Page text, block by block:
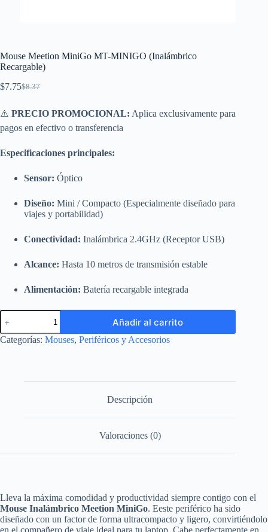
Mouse Meetion MiniGo MT-MINIGO (Inalámbrico
Recargable)
$8.37
El
original
$8.37.
$7.75El
actual
$7.75.
⚠️ PRECIO PROMOCIONAL: Aplica exclusivamente para
pagos en efectivo o transferencia
Especificaciones principales:
Sensor: Óptico
Diseño: Mini / Compacto (Especialmente diseñado para
viajes y portabilidad)
Conectividad: Inalámbrica 2.4GHz (Receptor USB)
Alcance: Hasta 10 metros de transmisión estable
Alimentación: Batería recargable integrada
Mouse
Meetion
MiniGo
MT-
Añadir al carrito
Categorías: Mouses, Periféricos y Accesorios
Descripción
Valoraciones (0)
Lleva la máxima comodidad y productividad siempre contigo con el
Mouse Inalámbrico Meetion MiniGo. Eeste periférico ha sido
diseñado con un factor de forma ultracompacto y ligero, convirtiéndolo